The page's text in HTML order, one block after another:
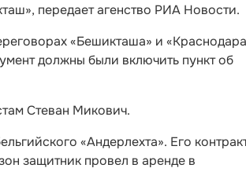
передает агенство РИА Новости.
«Бешикташа» и
должны были включить пункт об
Стеван Микович.
«Андерлехта». Его
защитник провел в аренде в